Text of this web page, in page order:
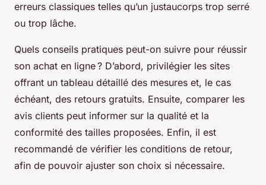
erreurs classiques telles qu’un justaucorps trop serré
ou trop lâche.
Quels conseils pratiques peut-on suivre pour réussir
son achat en ligne ? D’abord, privilégier les sites
offrant un tableau détaillé des mesures et, le cas
échéant, des retours gratuits. Ensuite, comparer les
avis clients peut informer sur la qualité et la
conformité des tailles proposées. Enfin, il est
recommandé de vérifier les conditions de retour,
afin de pouvoir ajuster son choix si nécessaire.